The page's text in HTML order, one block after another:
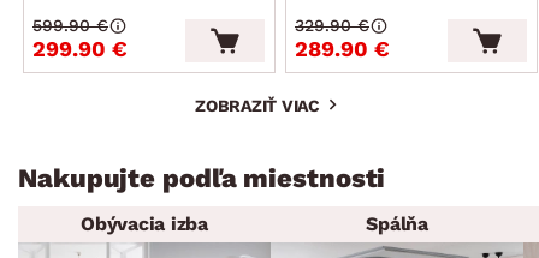
299.90 €
599.90 €
289.90 €
329.90 €
ZOBRAZIŤ VIAC
Nakupujte podľa miestnosti
Obývacia izba Spálňa